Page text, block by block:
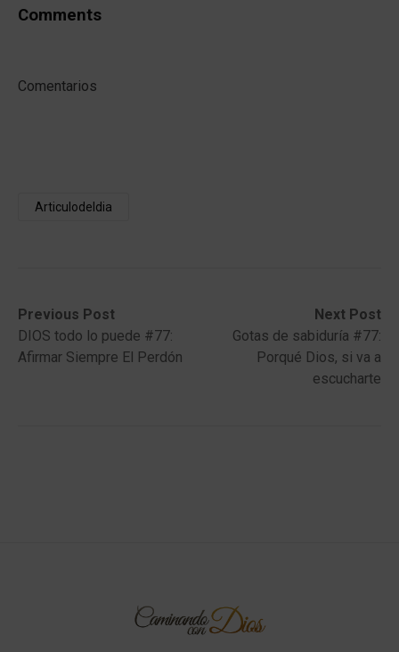
Comments
Comentarios
Articulodeldia
Post
navigation
Previous Post
Previous
post:DIOS todo lo puede #77:
Afirmar Siempre El Perdón
Next Post
Next
post:
Gotas de sabiduría #77:
Porqué Dios, si va a
escucharte